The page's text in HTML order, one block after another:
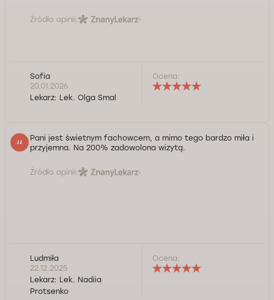
Źródło opinii:
Sofia
20.01.2026
Lekarz: Lek. Olga Smal
Ocena:
Pani jest świetnym fachowcem, a mimo tego bardzo miła i
przyjemna. Na 200% zadowolona wizytą.
Źródło opinii:
Ludmiła
22.12.2025
Lekarz: Lek. Nadiia
Protsenko
Ocena: